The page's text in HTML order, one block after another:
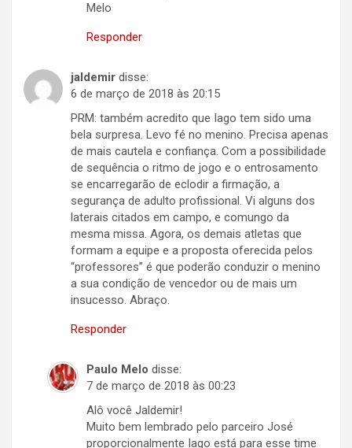
Melo
Responder
jaldemir disse:
6 de março de 2018 às 20:15
PRM: também acredito que Iago tem sido uma
bela surpresa. Levo fé no menino. Precisa apenas
de mais cautela e confiança. Com a possibilidade
de sequência o ritmo de jogo e o entrosamento
se encarregarão de eclodir a firmação, a
segurança de adulto profissional. Vi alguns dos
laterais citados em campo, e comungo da
mesma missa. Agora, os demais atletas que
formam a equipe e a proposta oferecida pelos
“professores” é que poderão conduzir o menino
a sua condição de vencedor ou de mais um
insucesso. Abraço.
Responder
Paulo Melo disse:
7 de março de 2018 às 00:23
Alô você Jaldemir!
Muito bem lembrado pelo parceiro José
proporcionalmente Iago está para esse time